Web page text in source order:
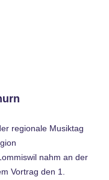
regionale Musiktag
nahm an der
Vortrag den 1.